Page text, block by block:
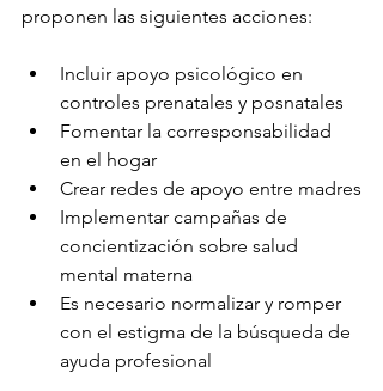
proponen las siguientes acciones:
Incluir apoyo psicológico en
controles prenatales y posnatales
Fomentar la corresponsabilidad
en el hogar
Crear redes de apoyo entre madres
Implementar campañas de
concientización sobre salud
mental materna
Es necesario normalizar y romper
con el estigma de la búsqueda de
ayuda profesional